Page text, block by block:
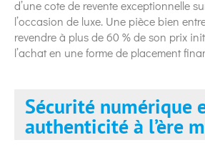
d’une cote de revente exceptionnelle
l’occasion de luxe. Une pièce bien
revendre à plus de 60 % de son prix
l’achat en une forme de placement
Sécurité numérique
authenticité à l’ère